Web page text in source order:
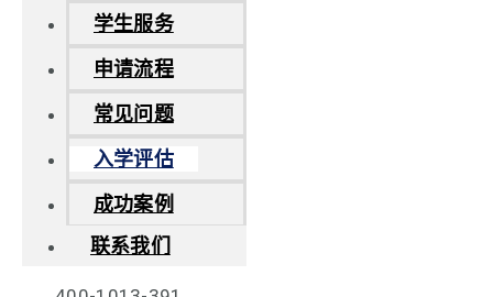
学生服务
申请流程
常见问题
入学评估
成功案例
联系我们